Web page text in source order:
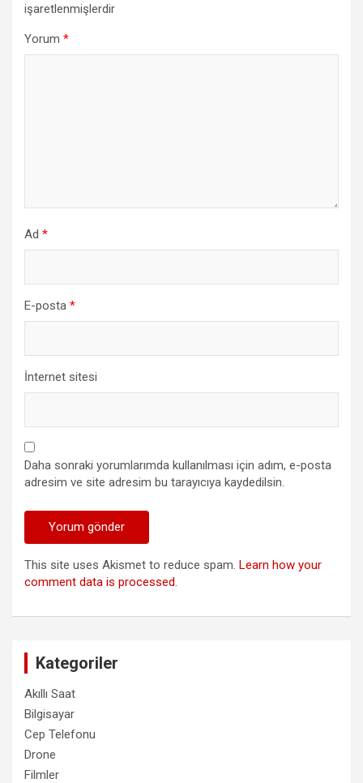
işaretlenmişlerdir
Yorum *
Ad *
E-posta *
İnternet sitesi
Daha sonraki yorumlarımda kullanılması için adım, e-posta
adresim ve site adresim bu tarayıcıya kaydedilsin.
This site uses Akismet to reduce spam. Learn how your
comment data is processed.
Kategoriler
Akıllı Saat
Bilgisayar
Cep Telefonu
Drone
Filmler